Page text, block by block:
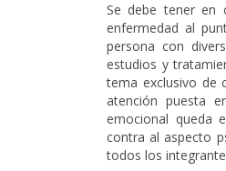
Se debe tener en
enfermedad al
persona con
estudios y
tema exclusivo de
atención puesta
emocional queda
contra al aspecto
todos los